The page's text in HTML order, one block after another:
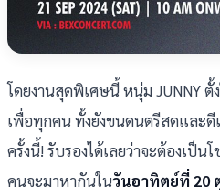
โดยงานสุดพิเศษนี้ หนุ่ม JUNNY
เพื่อทุกคน ทั้งยังขนดนตรีสดและดี
ครั้งนี้! รับรองได้เลยว่าจะต้องเป็
คนจะมาหากันในวันอาทิตย์ที่ 20